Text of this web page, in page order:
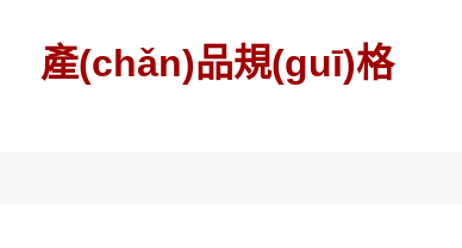
產(chǎn)品規(guī)格